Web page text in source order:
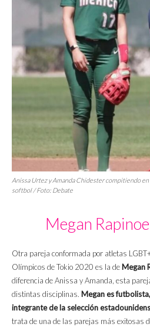
Anissa Urtez y Amanda Chidester compitiendo
softbol / Foto: Debate
Megan
Otra pareja conformada por atletas
Olímpicos de Tokio 2020 es la de Megan
diferencia de Anissa y Amanda, esta
distintas disciplinas. Megan es
integrante de la selección
trata de una de las parejas más exitosas